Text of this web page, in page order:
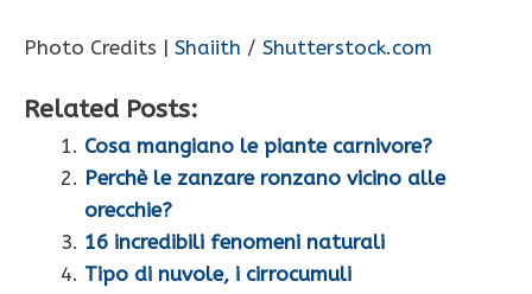
Photo Credits | Shaiith / Shutterstock.com
Related Posts:
Cosa mangiano le piante carnivore?
Perchè le zanzare ronzano vicino alle
orecchie?
16 incredibili fenomeni naturali
Tipo di nuvole, i cirrocumuli